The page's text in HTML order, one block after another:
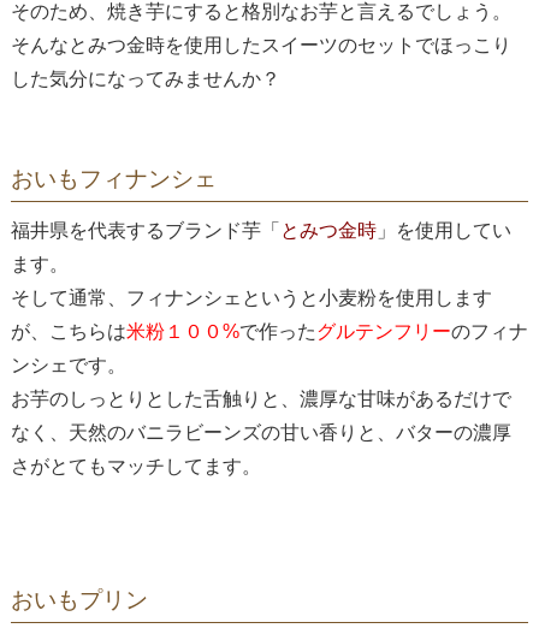
そのため、焼き芋にすると格別なお芋と言えるでしょう。
そんなとみつ金時を使用したスイーツのセットでほっこり
した気分になってみませんか？
おいもフィナンシェ
福井県を代表するブランド芋「 とみつ金時」を使用してい
ます。
そして通常、フィナンシェというと小麦粉を使用します
が、こちらは米粉１００%で作ったグルテンフリーのフィナ
ンシェです。
お芋のしっとりとした舌触りと、濃厚な甘味があるだけで
なく、天然のバニラビーンズの甘い香りと、バターの濃厚
さがとてもマッチしてます。
おいもプリン